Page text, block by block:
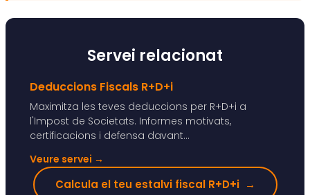
Servei relacionat
Deduccions Fiscals R+D+i
Maximitza les teves deduccions per R+D+i a
l'Impost de Societats. Informes motivats,
certificacions i defensa davant...
Veure servei →
Calcula el teu estalvi fiscal R+D+i →